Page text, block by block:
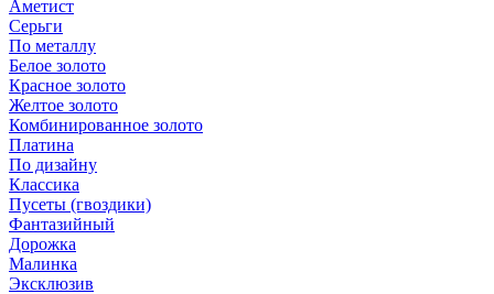
Аметист
Серьги
По металлу
Белое золото
Красное золото
Желтое золото
Комбинированное золото
Платина
По дизайну
Классика
Пусеты (гвоздики)
Фантазийный
Дорожка
Малинка
Эксклюзив